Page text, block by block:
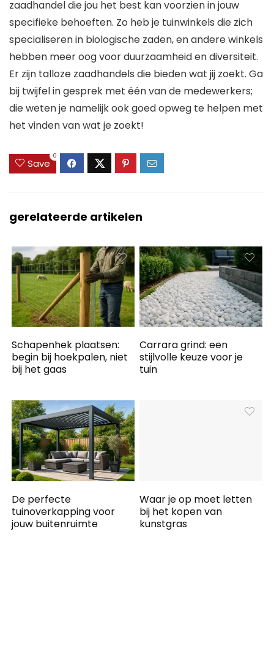
zaadhandel die jou het best kan voorzien in jouw
specifieke behoeften. Zo heb je tuinwinkels die zich
specialiseren in biologische zaden, en andere winkels
hebben meer oog voor duurzaamheid en diversiteit.
Er zijn talloze zaadhandels die bieden wat jij zoekt. Ga
bij twijfel in gesprek met één van de medewerkers;
die weten je namelijk ook goed opweg te helpen met
het vinden van wat je zoekt!
Save
0
gerelateerde artikelen
Schapenhek plaatsen:
begin bij hoekpalen, niet
bij het gaas
Carrara grind: een
stijlvolle keuze voor je
tuin
De perfecte
tuinoverkapping voor
jouw buitenruimte
Waar je op moet letten
bij het kopen van
kunstgras